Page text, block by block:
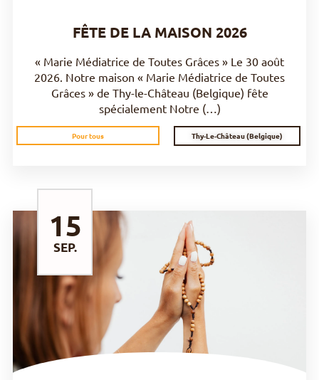
FÊTE DE LA MAISON 2026
« Marie Médiatrice de Toutes Grâces » Le 30 août
2026. Notre maison « Marie Médiatrice de Toutes
Grâces » de Thy-le-Château (Belgique) fête
spécialement Notre (…)
Pour tous Thy-Le-Château (Belgique)
SEP.
DÉCOUVRIR
15